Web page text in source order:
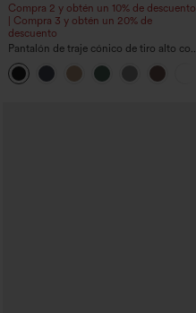
Compra 2 y obtén un 10% de descuento
| Compra 3 y obtén un 20% de
descuento
Pantalón de traje cónico de tiro alto con
bolsillos